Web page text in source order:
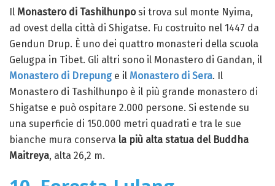
Il Monastero di Tashilhunposi trova sul monte Nyima,
ad ovest della città di Shigatse. Fu costruito nel 1447 da
Gendun Drup. È uno dei quattro monasteri della scuola
Gelugpa in Tibet. Gli altri sono il Monastero di Gandan, il
Monastero di Drepung e il Monastero di Sera. Il
Monastero di Tashilhunpo è il più grande monastero di
Shigatse e può ospitare 2.000 persone. Si estende su
una superficie di 150.000 metri quadrati e tra le sue
bianche mura conserva la più alta statua del Buddha
Maitreya, alta 26,2 m.